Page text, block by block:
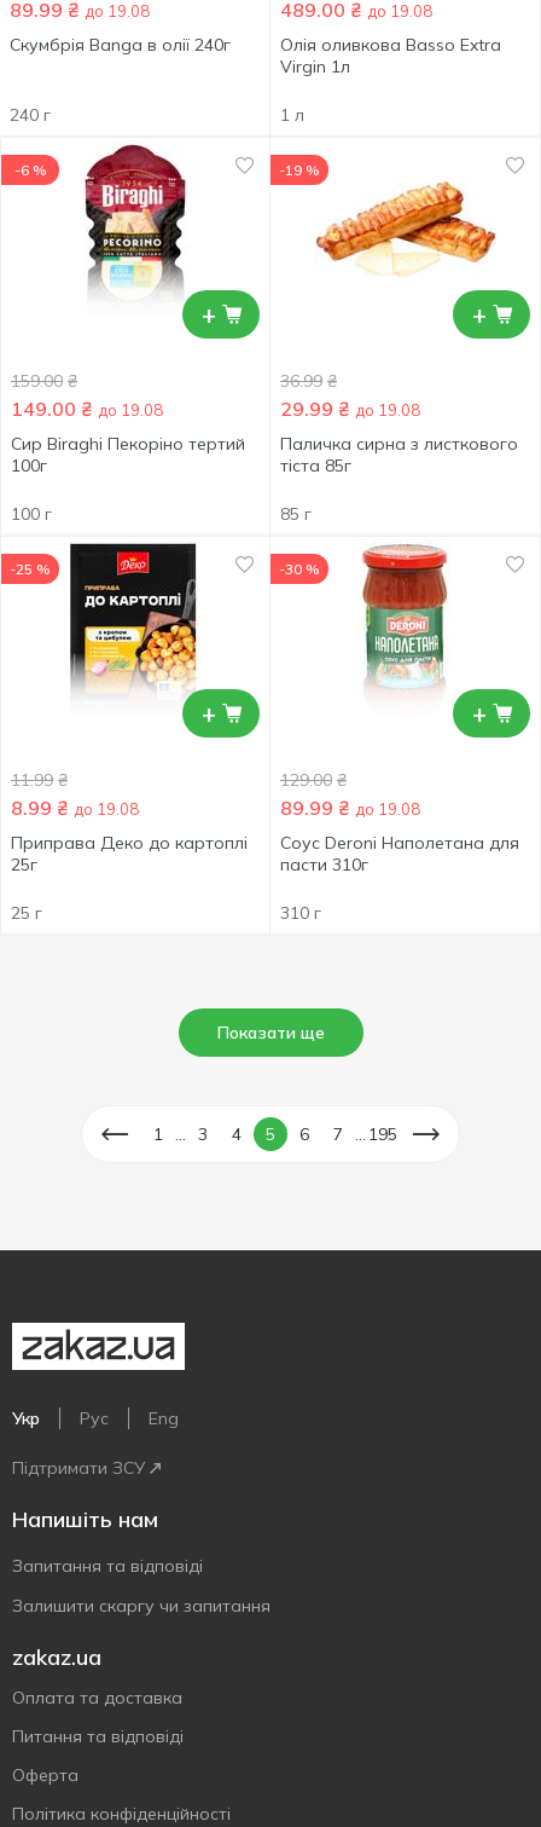
89.99 ₴ до 19.08
Скумбрія Banga в олії 240г
240 г
489.00 ₴ до 19.08
Олія оливкова Basso Extra
Virgin 1л
1 л
+
-6 %
159.00 ₴
149.00 ₴ до 19.08
Сир Biraghi Пекоріно тертий
100г
100 г
+
-19 %
36.99 ₴
29.99 ₴ до 19.08
Паличка сирна з листкового
тіста 85г
85 г
+
-25 %
11.99 ₴
8.99 ₴ до 19.08
Приправа Деко до картоплі
25г
25 г
+
-30 %
129.00 ₴
89.99 ₴ до 19.08
Соус Deroni Наполетана для
пасти 310г
310 г
Показати ще
1 3 4 5 6 7 195
Укр Рус Eng
Підтримати ЗСУ
Напишіть нам
Запитання та відповіді
Залишити скаргу чи запитання
zakaz.ua
Оплата та доставка
Питання та відповіді
Оферта
Політика конфіденційності